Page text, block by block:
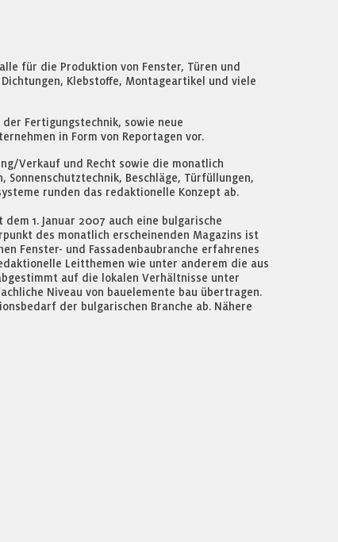
für die Produktion von Fenster, Türen und
Klebstoffe, Montageartikel und viele
Fertigungstechnik, sowie neue
in Form von Reportagen vor.
Verkauf und Recht sowie die monatlich
Beschläge, Türfüllungen,
runden das redaktionelle Konzept ab.
1. Januar 2007 auch eine bulgarische
des monatlich erscheinenden Magazins ist
Fenster- und Fassadenbaubranche erfahrenes
Leitthemen wie unter anderem die aus
auf die lokalen Verhältnisse unter
Niveau von bauelemente bau übertragen.
der bulgarischen Branche ab. Nähere